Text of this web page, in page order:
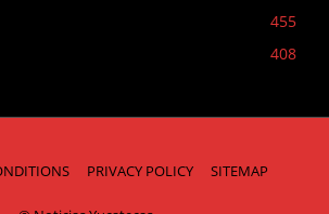
455
408
PRIVACY POLICY SITEMAP